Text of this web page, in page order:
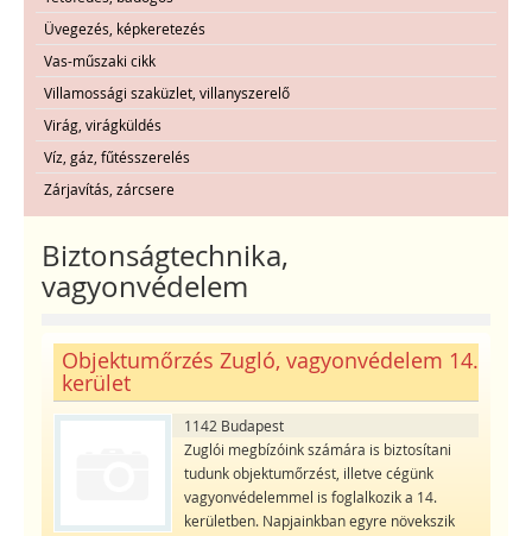
Üvegezés, képkeretezés
Vas-műszaki cikk
Villamossági szaküzlet, villanyszerelő
Virág, virágküldés
Víz, gáz, fűtésszerelés
Zárjavítás, zárcsere
Biztonságtechnika,
vagyonvédelem
Objektumőrzés Zugló, vagyonvédelem 14.
kerület
1142 Budapest
Zuglói megbízóink számára is biztosítani
tudunk objektumőrzést, illetve cégünk
vagyonvédelemmel is foglalkozik a 14.
kerületben. Napjainkban egyre növekszik